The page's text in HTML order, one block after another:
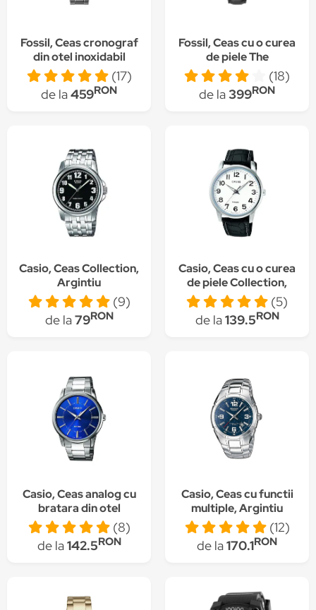
Fossil, Ceas cronograf
din otel inoxidabil
Neutra, Argintiu
(17)
de la459RON
Fossil, Ceas cu o curea
de piele The
Minimalist, Negru
(18)
de la399RON
Casio, Ceas Collection,
Argintiu
(9)
de la79RON
Casio, Ceas cu o curea
de piele Collection,
Negru
(5)
de la139.5RON
Casio, Ceas analog cu
bratara din otel
inoxidabil, Argintiu
(8)
de la142.5RON
Casio, Ceas cu functii
multiple, Argintiu
(12)
de la170.1RON